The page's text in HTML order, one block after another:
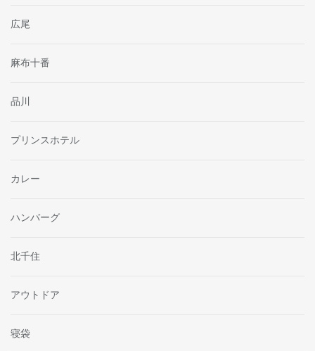
広尾
麻布十番
品川
プリンスホテル
カレー
ハンバーグ
北千住
アウトドア
寝袋